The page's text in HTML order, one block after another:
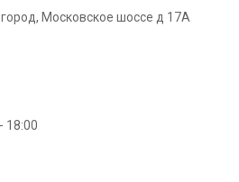
Московское шоссе д 17А
18:00